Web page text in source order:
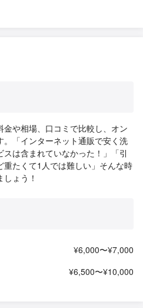
や相場、口コミで比較し、オン
「インターネット通販で安く洗
は含まれていなかった！」「引
たくて1人では難しい」そんな時
ょう！
¥6,000〜¥7,000
¥6,500〜¥10,000